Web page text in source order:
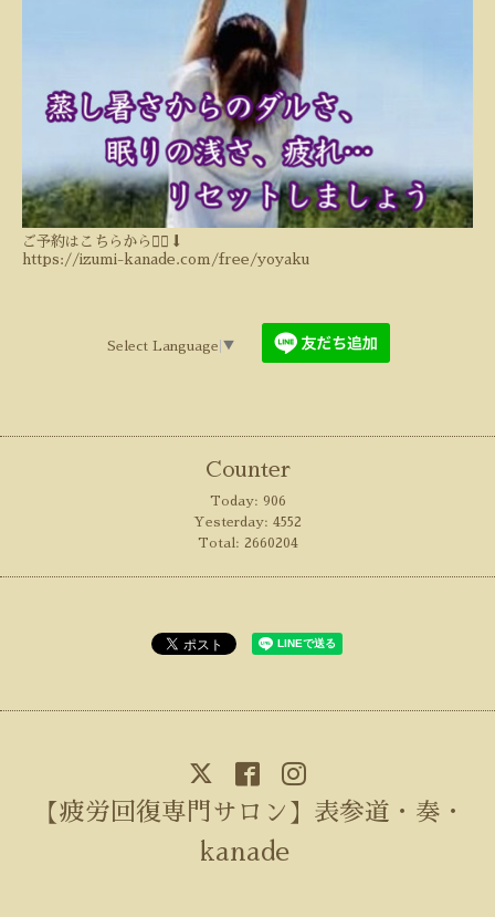
ご予約はこちらから💁‍♀️⬇️
https://izumi-kanade.com/free/yoyaku
Select Language ▼
Counter
Today: 906
Yesterday: 4552
Total: 2660204
【疲労回復専門サロン】表参道・奏・
kanade